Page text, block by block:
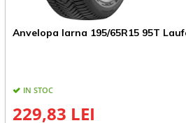
Anvelopa Iarna 195/65R15 95T
IN STOC
229,83 LEI